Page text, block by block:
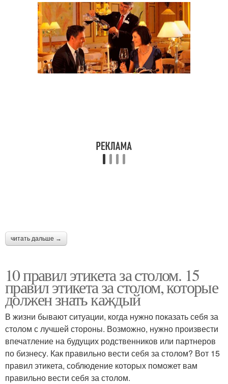
читать дальше →
10 правил этикета за столом. 15
правил этикета за столом, которые
должен знать каждый
В жизни бывают ситуации, когда нужно показать себя за
столом с лучшей стороны. Возможно, нужно произвести
впечатление на будущих родственников или партнеров
по бизнесу. Как правильно вести себя за столом? Вот 15
правил этикета, соблюдение которых поможет вам
правильно вести себя за столом.